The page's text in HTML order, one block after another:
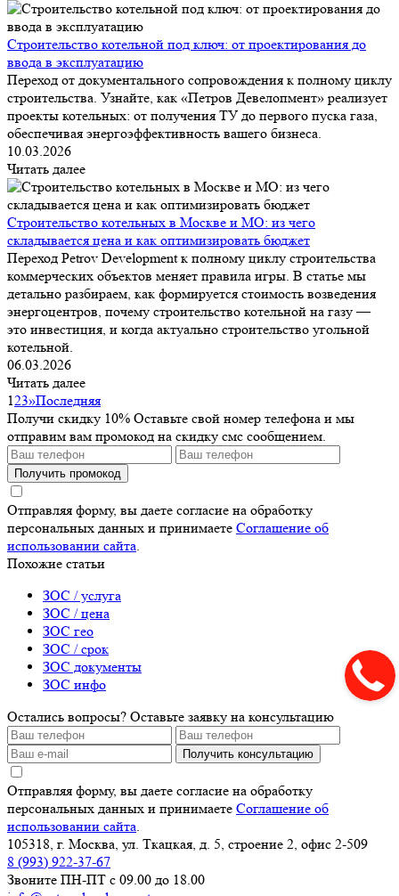
Строительство котельной под ключ: от проектирования до
ввода в эксплуатацию
Переход от документального сопровождения к полному циклу
строительства. Узнайте, как «Петров Девелопмент» реализует
проекты котельных: от получения ТУ до первого пуска газа,
обеспечивая энергоэффективность вашего бизнеса.
10.03.2026
Читать далее
Строительство котельных в Москве и МО: из чего
складывается цена и как оптимизировать бюджет
Переход Petrov Development к полному циклу строительства
коммерческих объектов меняет правила игры. В статье мы
детально разбираем, как формируется стоимость возведения
энергоцентров, почему строительство котельной на газу —
это инвестиция, и когда актуально строительство угольной
котельной.
06.03.2026
Читать далее
123»Последняя
Получи скидку 10% Оставьте свой номер телефона и мы
отправим вам промокод на скидку смс сообщением.
Получить промокод
Отправляя форму, вы даете согласие на обработку
персональных данных и принимаете Соглашение об
использовании сайта.
Похожие статьи
ЗОС / услуга
ЗОС / цена
ЗОС гео
ЗОС / срок
ЗОС документы
ЗОС инфо
Остались вопросы? Оставьте заявку на консультацию
Получить консультацию
Отправляя форму, вы даете согласие на обработку
персональных данных и принимаете Соглашение об
использовании сайта.
105318, г. Москва, ул. Ткацкая, д. 5, строение 2, офис 2-509
8 (993) 922-37-67
Звоните ПН-ПТ с 09.00 до 18.00